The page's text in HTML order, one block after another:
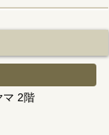
マ 2階